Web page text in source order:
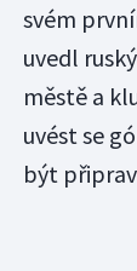
svém
uvedl
městě a
uvést se
být